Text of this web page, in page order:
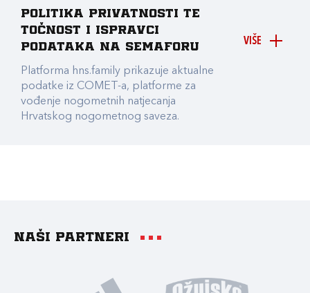
VIŠE
Politika privatnosti te
točnost i ispravci
podataka na Semaforu
Platforma hns.family prikazuje aktualne
podatke iz COMET-a, platforme za
vođenje nogometnih natjecanja
Hrvatskog nogometnog saveza.
Naši partneri